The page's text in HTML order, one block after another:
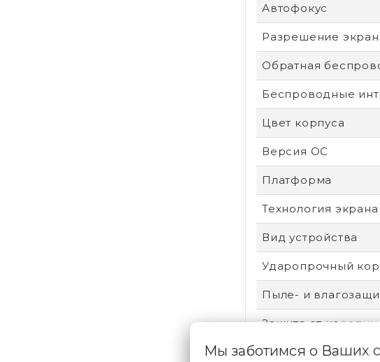
Автофокус
Разрешение
Обратная
Беспроводные
Цвет корпуса
Версия ОС
Платформа
Технология экрана
Вид устройства
Ударопрочный
Пыле- и
Защита от царапин
Производитель
Мы заботимся о Ваших